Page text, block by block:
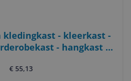
kledingkast - kleerkast -
- hangkast -
€ 55,13